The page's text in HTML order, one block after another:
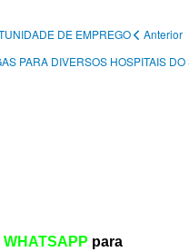
DE EMPREGO
Anterior
PARA DIVERSOS HOSPITAIS
WHATSAPP para